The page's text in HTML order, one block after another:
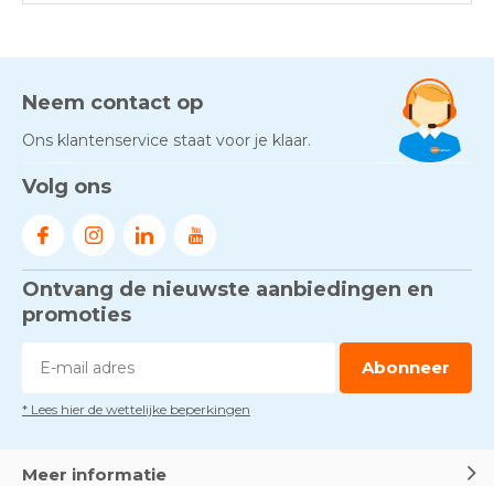
AED-apparaten - Welke past
Door Marco van Arbowinkel.nl
Door
Voorkom brand met
rookmelders, hittemelders en
DoorMarco van Arbowinkel.nl
Dag van de BHV - Als elke
Neem contact op
Ons klantenservice staat voor je klaar.
Volg ons
Ontvang de nieuwste aanbiedingen en
promoties
Abonneer
* Lees hier de wettelijke beperkingen
Meer informatie